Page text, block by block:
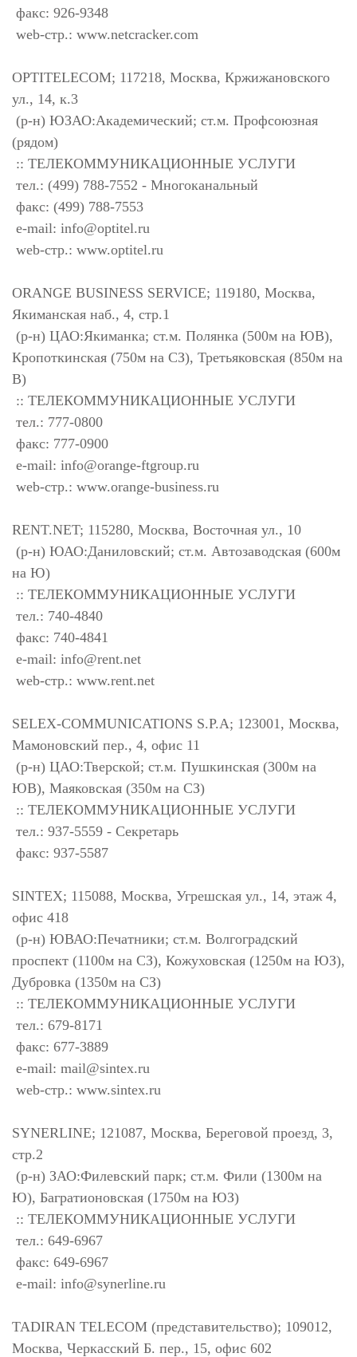
факс: 926-9348
web-стр.: www.netcracker.com
OPTITELECOM; 117218, Москва, Кржижановского
ул., 14, к.3
(р-н) ЮЗАО:Академический; ст.м. Профсоюзная
(рядом)
:: ТЕЛЕКОММУНИКАЦИОННЫЕ УСЛУГИ
тел.: (499) 788-7552 - Многоканальный
факс: (499) 788-7553
e-mail: info@optitel.ru
web-стр.: www.optitel.ru
ORANGE BUSINESS SERVICE; 119180, Москва,
Якиманская наб., 4, стр.1
(р-н) ЦАО:Якиманка; ст.м. Полянка (500м на ЮВ),
Кропоткинская (750м на СЗ), Третьяковская (850м на
В)
:: ТЕЛЕКОММУНИКАЦИОННЫЕ УСЛУГИ
тел.: 777-0800
факс: 777-0900
e-mail: info@orange-ftgroup.ru
web-стр.: www.orange-business.ru
RENT.NET; 115280, Москва, Восточная ул., 10
(р-н) ЮАО:Даниловский; ст.м. Автозаводская (600м
на Ю)
:: ТЕЛЕКОММУНИКАЦИОННЫЕ УСЛУГИ
тел.: 740-4840
факс: 740-4841
e-mail: info@rent.net
web-стр.: www.rent.net
SELEX-COMMUNICATIONS S.P.A; 123001, Москва,
Мамоновский пер., 4, офис 11
(р-н) ЦАО:Тверской; ст.м. Пушкинская (300м на
ЮВ), Маяковская (350м на СЗ)
:: ТЕЛЕКОММУНИКАЦИОННЫЕ УСЛУГИ
тел.: 937-5559 - Секретарь
факс: 937-5587
SINTEX; 115088, Москва, Угрешская ул., 14, этаж 4,
офис 418
(р-н) ЮВАО:Печатники; ст.м. Волгоградский
проспект (1100м на СЗ), Кожуховская (1250м на ЮЗ),
Дубровка (1350м на СЗ)
:: ТЕЛЕКОММУНИКАЦИОННЫЕ УСЛУГИ
тел.: 679-8171
факс: 677-3889
e-mail: mail@sintex.ru
web-стр.: www.sintex.ru
SYNERLINE; 121087, Москва, Береговой проезд, 3,
стр.2
(р-н) ЗАО:Филевский парк; ст.м. Фили (1300м на
Ю), Багратионовская (1750м на ЮЗ)
:: ТЕЛЕКОММУНИКАЦИОННЫЕ УСЛУГИ
тел.: 649-6967
факс: 649-6967
e-mail: info@synerline.ru
TADIRAN TELECOM (представительство); 109012,
Москва, Черкасский Б. пер., 15, офис 602